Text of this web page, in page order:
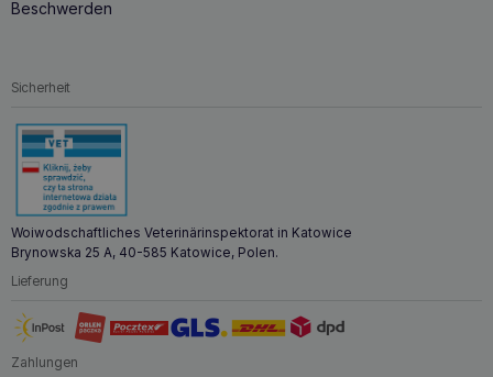
Beschwerden
Sicherheit
Woiwodschaftliches Veterinärinspektorat in Katowice
Brynowska 25 A, 40-585 Katowice, Polen.
Lieferung
Zahlungen